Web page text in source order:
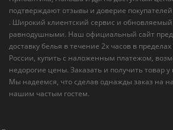
подтверждают отзывы и доверие
. Широкий клиентский сервис и обновляемый
равнодушными. Наш официальный сайт
доставку белья в течение 2х часов в
России, купить с наложенным платежом,
недорогие цены. Заказать и получить товар у
Мы надеемся, что сделав однажды заказ на
нашим частым гостем.